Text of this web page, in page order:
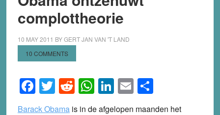
complottheorie
10 MAY 2011 BYGERT JAN VAN 'T LAND
10 COMMENTS
Facebook
Twitter
Reddit
WhatsApp
LinkedIn
EmailShare
Barack Obamais in de afgelopen maanden het